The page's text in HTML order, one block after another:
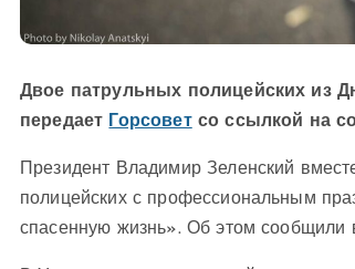
Двое патрульных полицейских из
передает Горсоветсо ссылкой на
Президент Владимир Зеленский
полицейских с профессиональным
спасенную жизнь». Об этом сообщили